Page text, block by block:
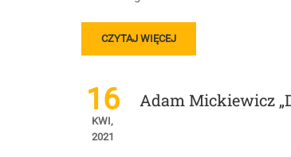
READ
MORE
DZIADY,
CZĘŚĆ
III-
OMÓWIENIE
CZYTAJ WIĘCEJ
16
KWI,
2021
Adam Mickiewicz